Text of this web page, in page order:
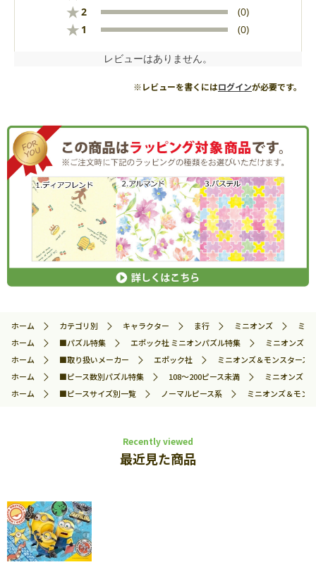
★2 (0)
★ 1 (0)
レビューはありません。
※レビューを書くにはログインが必要です。
ホーム カテゴリ別 キャラクター ま行 ミニオンズ
ミ
ホーム
■パズル特集 エポック社 ミニオンパズル特集
ミニオンズ
ホーム
■取り扱いメーカー エポック社
ミニオンズ＆モンスター
ホーム
■ピース数別パズル特集 108～200ピース未満
ミニオンズ
ホーム
■ピースサイズ別一覧 ノーマルピース系 ミニオンズ＆モ
Recently viewed
最近見た商品